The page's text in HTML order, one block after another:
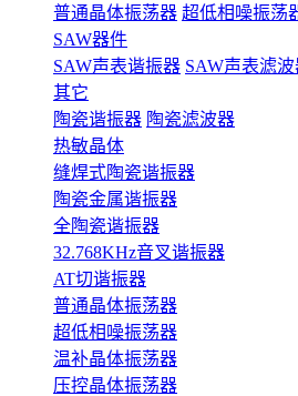
普通晶体振荡器 超低相噪振荡
SAW器件
SAW声表谐振器 SAW声表滤
其它
陶瓷谐振器 陶瓷滤波器
热敏晶体
缝焊式陶瓷谐振器
陶瓷金属谐振器
全陶瓷谐振器
32.768KHz音叉谐振器
AT切谐振器
普通晶体振荡器
超低相噪振荡器
温补晶体振荡器
压控晶体振荡器